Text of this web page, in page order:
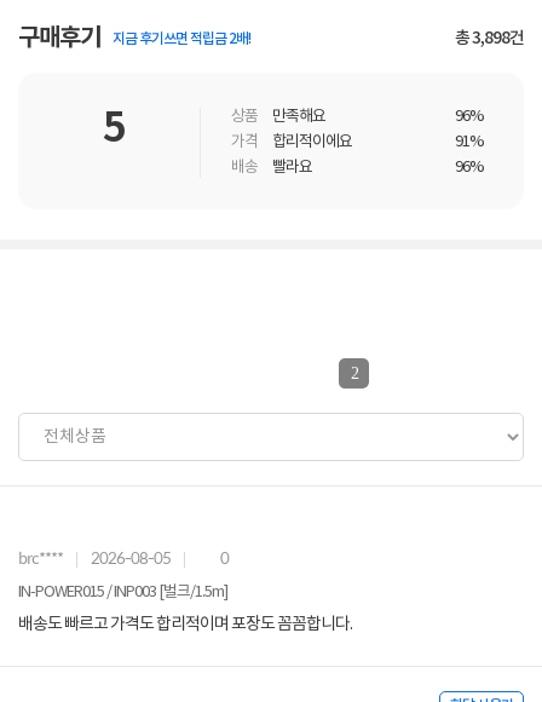
구매후기 지금 후기쓰면 적립금 2배! 총3,898건
5 상품 만족해요
96%
가격
합리적이에요
91%
배송
빨라요 96%
2
brc**** 2026-08-05 0
IN-POWER015 / INP003 [벌크/1.5m]
배송도 빠르고 가격도 합리적이며 포장도 꼼꼼합니다.